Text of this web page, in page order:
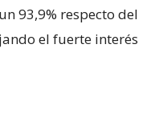
93,9% respecto del
el fuerte interés